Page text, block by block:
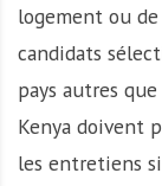
logement ou
candidats
pays autres
Kenya doivent
les entretiens